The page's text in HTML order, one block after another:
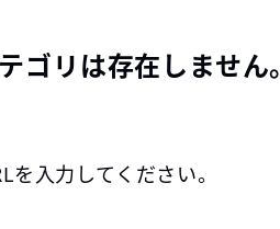
ゴリは存在しません。
を入力してください。